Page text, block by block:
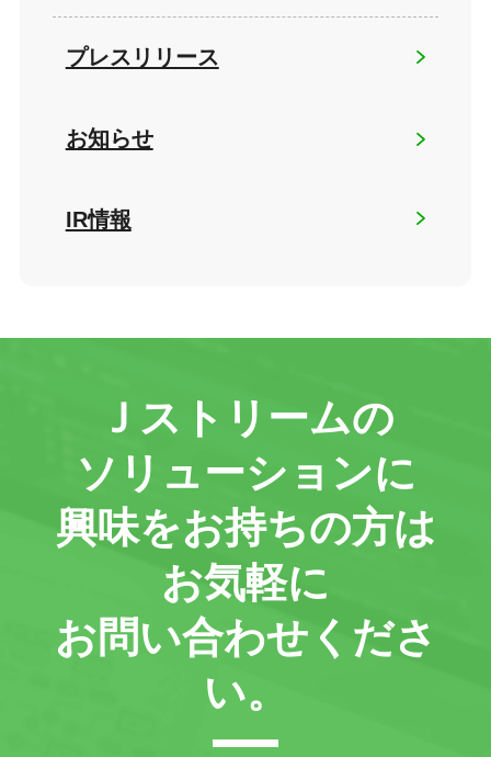
プレスリリース
お知らせ
IR情報
Ｊストリームの
ソリューションに
興味をお持ちの方は
お気軽に
お問い合わせくださ
い。